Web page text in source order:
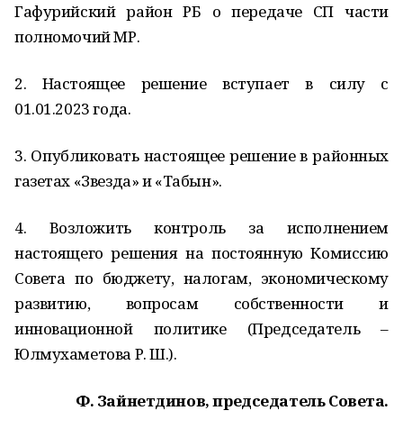
Гафурийский район РБ о передаче СП части
полномочий МР.
2. Настоящее решение вступает в силу с
01.01.2023 года.
3. Опубликовать настоящее решение в районных
газетах «Звезда» и «Табын».
4. Возложить контроль за исполнением
настоящего решения на постоянную Комиссию
Совета по бюджету, налогам, экономическому
развитию, вопросам собственности и
инновационной политике (Председатель –
Юлмухаметова Р. Ш.).
Ф. Зайнетдинов, председатель Совета.